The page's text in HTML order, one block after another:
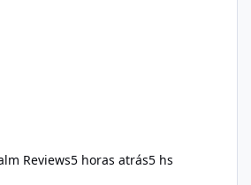
Reviews5 horas atrás5 hs